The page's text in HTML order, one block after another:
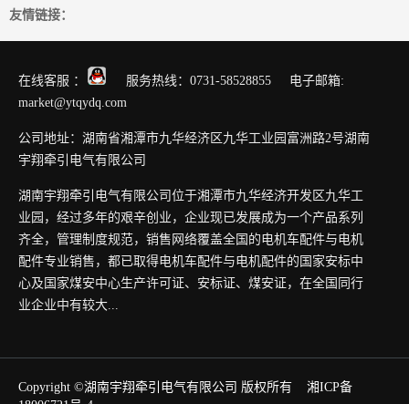
友情链接：
在线客服 ：
服务热线：0731-58528855 电子邮箱:
market@ytqydq.com
公司地址：湖南省湘潭市九华经济区九华工业园富洲路2号湖南
宇翔牵引电气有限公司
湖南宇翔牵引电气有限公司位于湘潭市九华经济开发区九华工
业园，经过多年的艰辛创业，企业现已发展成为一个产品系列
齐全，管理制度规范，销售网络覆盖全国的电机车配件与电机
配件专业销售，都已取得电机车配件与电机配件的国家安标中
心及国家煤安中心生产许可证、安标证、煤安证，在全国同行
业企业中有较大...
Copyright ©湖南宇翔牵引电气有限公司 版权所有 湘ICP备